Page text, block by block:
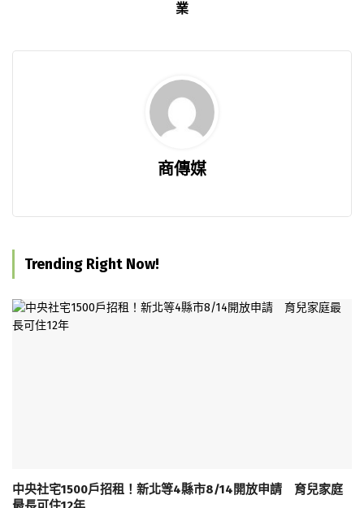
業
商傳媒
Trending Right Now!
中央社宅1500戶招租！新北等4縣市8/14開放申請 育兒家庭